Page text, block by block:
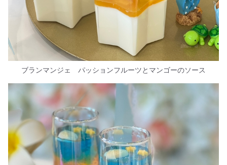
ブランマンジェ パッションフルーツとマンゴーのソース